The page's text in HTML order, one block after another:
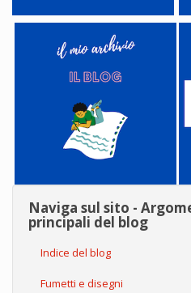
Naviga sul sito -
principali del blog
Indice del blog
Fumetti e disegni